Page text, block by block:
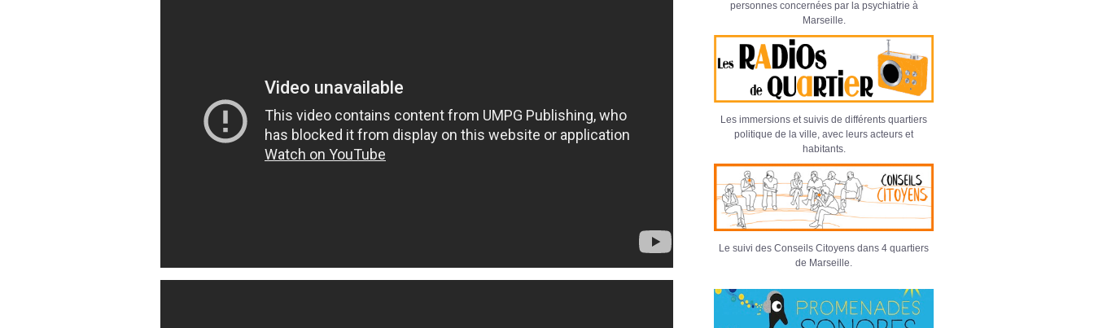
personnes concernées par la psychiatrie à
Marseille.
Les immersions et suivis de différents quartiers
politique de la ville, avec leurs acteurs et
habitants.
Le suivi des Conseils Citoyens dans 4 quartiers
de Marseille.